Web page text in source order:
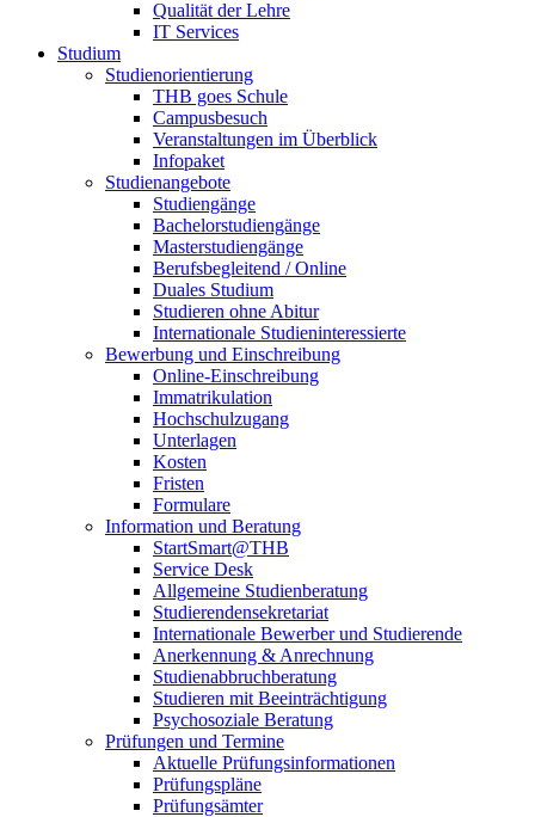
Qualität der Lehre
IT Services
Studium
Studienorientierung
THB goes Schule
Campusbesuch
Veranstaltungen im Überblick
Infopaket
Studienangebote
Studiengänge
Bachelorstudiengänge
Masterstudiengänge
Berufsbegleitend / Online
Duales Studium
Studieren ohne Abitur
Internationale Studieninteressierte
Bewerbung und Einschreibung
Online-Einschreibung
Immatrikulation
Hochschulzugang
Unterlagen
Kosten
Fristen
Formulare
Information und Beratung
StartSmart@THB
Service Desk
Allgemeine Studienberatung
Studierendensekretariat
Internationale Bewerber und Studierende
Anerkennung & Anrechnung
Studienabbruchberatung
Studieren mit Beeinträchtigung
Psychosoziale Beratung
Prüfungen und Termine
Aktuelle Prüfungsinformationen
Prüfungspläne
Prüfungsämter